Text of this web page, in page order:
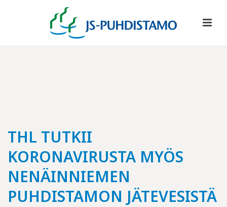
THL TUTKII
KORONAVIRUSTA MYÖS
NENÄINNIEMEN
PUHDISTAMON JÄTEVESISTÄ